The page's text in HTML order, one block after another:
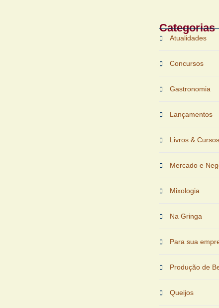
Categorias
Atualidades
Concursos
Gastronomia
Lançamentos
Livros & Cursos
Mercado e
Mixologia
Na Gringa
Para sua
Produção de
Queijos